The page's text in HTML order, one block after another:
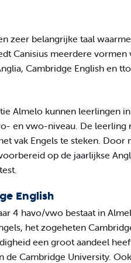
zeer belangrijke taal
Canisius meerdere
Cambridge English en
Almelo kunnen leerlingen
en vwo-niveau. De
vak Engels te steken. Door
op de jaarlijkse
English
4 havo/vwo bestaat in
het zogeheten
een groot aandeel
de Cambridge University.